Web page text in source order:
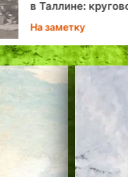
в Таллине:
вечных перемен
На заметку